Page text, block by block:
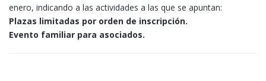
enero, indicando a las actividades a las que se apuntan:
Plazas limitadas por orden de inscripción.
Evento familiar para asociados.